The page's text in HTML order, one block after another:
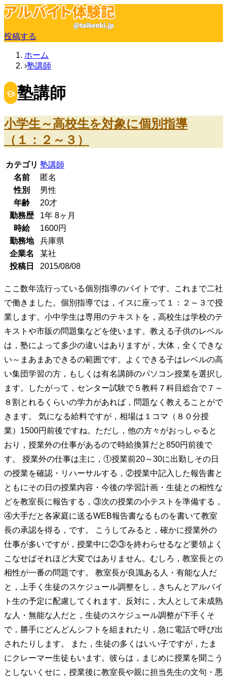
投稿する
ホーム
塾講師
塾講師
小学生～高校生を対象に個別指導
（１：２～３）
カテゴリ 塾講師
名前
匿名
性別
男性
年齢
20才
勤務歴
1年 8ヶ月
時給
1600円
勤務地
兵庫県
企業名
某社
投稿日
2015/08/08
ここ数年流行っている個別指導のバイトです。これまで二社
で働きました。個別指導では，イスに座って１：２～３で授
業します。小中学生は専用のテキストを，高校生は学校のテ
キストや市販の問題集などを使います。教える子供のレベル
は，塾によって多少の違いはありますが，大体，全くできな
い～まあまあできるの範囲です。よくできる子はレベルの高
い集団学習の方，もしくは有名講師のパソコン授業を選択し
ます。したがって，センター試験で５教科７科目総合で７～
８割とれるくらいの学力があれば，問題なく教えることがで
きます。 気になる給料ですが，相場は１コマ（８０分授
業）1500円前後ですね。ただし，他の方々がおっしゃると
おり，授業外の仕事があるので時給換算だと850円前後で
す。 授業外の仕事は主に，①授業前20～30に出勤しその日
の授業を確認・リハーサルする，②授業中記入した報告書と
ともにその日の授業内容・今後の学習計画・生徒との相性な
どを教室長に報告する，③次の授業の小テストを準備する，
④大手だと各家庭に送るWEB報告書なるものを書いて教室
長の承認を得る，です。 こうしてみると，確かに授業外の
仕事が多いですが，授業中に②③を終わらせるなど要領よく
こなせばそれほど大変ではありません。むしろ，教室長との
相性が一番の問題です。 教室長が良識ある人・有能な人だ
と，上手く生徒のスケジュール調整をし，きちんとアルバイ
ト生の予定に配慮してくれます。反対に，大人として未成熟
な人・無能な人だと，生徒のスケジュール調整が下手くそ
で，勝手にどんどんシフトを組まれたり，急に電話で呼び出
されたりします。 また，生徒の多くはいい子ですが，たま
にクレーマー生徒もいます。彼らは，まじめに授業を聞こう
としないくせに，授業後に教室長や親に担当先生の文句・悪